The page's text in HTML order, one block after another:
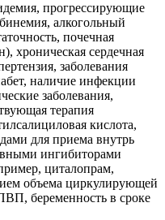
прогрессирующие
алкогольный
почечная
хроническая сердечная
заболевания
наличие инфекции
заболевания,
терапия
кислота,
для приема внутрь
ингибиторами
циталопрам,
объема циркулирующей
беременность в сроке